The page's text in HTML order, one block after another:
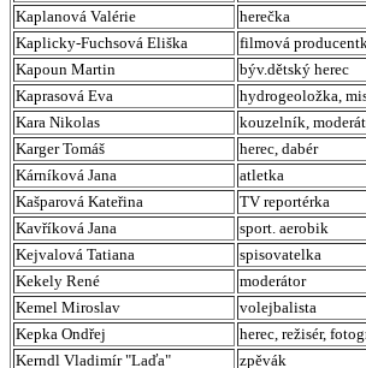
Kaplanová Valérie
herečka
Kaplicky-Fuchsová Eliška
filmová
Kapoun Martin
býv.dětský herec
Kaprasová Eva
hydrogeoložka,
Kara Nikolas
kouzelník,
Karger Tomáš
herec, dabér
Kárníková Jana
atletka
Kašparová Kateřina
TV reportérka
Kavříková Jana
sport. aerobik
Kejvalová Tatiana
spisovatelka
Kekely René
moderátor
Kemel Miroslav
volejbalista
Kepka Ondřej
herec, režisér,
Kerndl Vladimír "Laďa"
zpěvák